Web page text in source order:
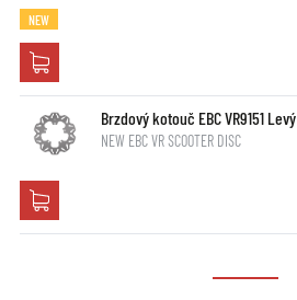
NEW
Brzdový kotouč EBC VR9151 Levý
NEW EBC VR SCOOTER DISC